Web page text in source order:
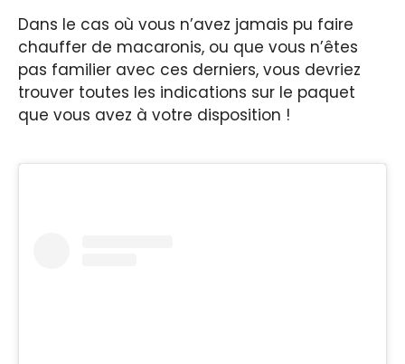
Dans le cas où vous n’avez jamais pu faire
chauffer de macaronis, ou que vous n’êtes
pas familier avec ces derniers, vous devriez
trouver toutes les indications sur le paquet
que vous avez à votre disposition !